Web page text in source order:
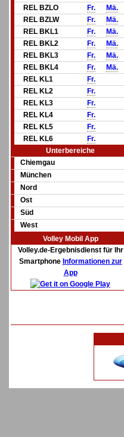
REL BZLO
Fr.
Mä.
REL BZLW
Fr.
Mä.
REL BKL1
Fr.
Mä.
REL BKL2
Fr.
Mä.
REL BKL3
Fr.
Mä.
REL BKL4
Fr.
Mä.
REL KL1
Fr.
REL KL2
Fr.
REL KL3
Fr.
REL KL4
Fr.
REL KL5
Fr.
REL KL6
Fr.
Unterbereiche
Chiemgau
München
Nord
Ost
Süd
West
Volley Mobil App
Volley.de-Ergebnisdienst für Ihr
Smartphone Informationen zur
App